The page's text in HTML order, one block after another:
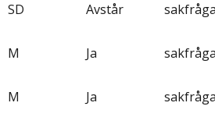
SD Avstår
M Ja
M Ja